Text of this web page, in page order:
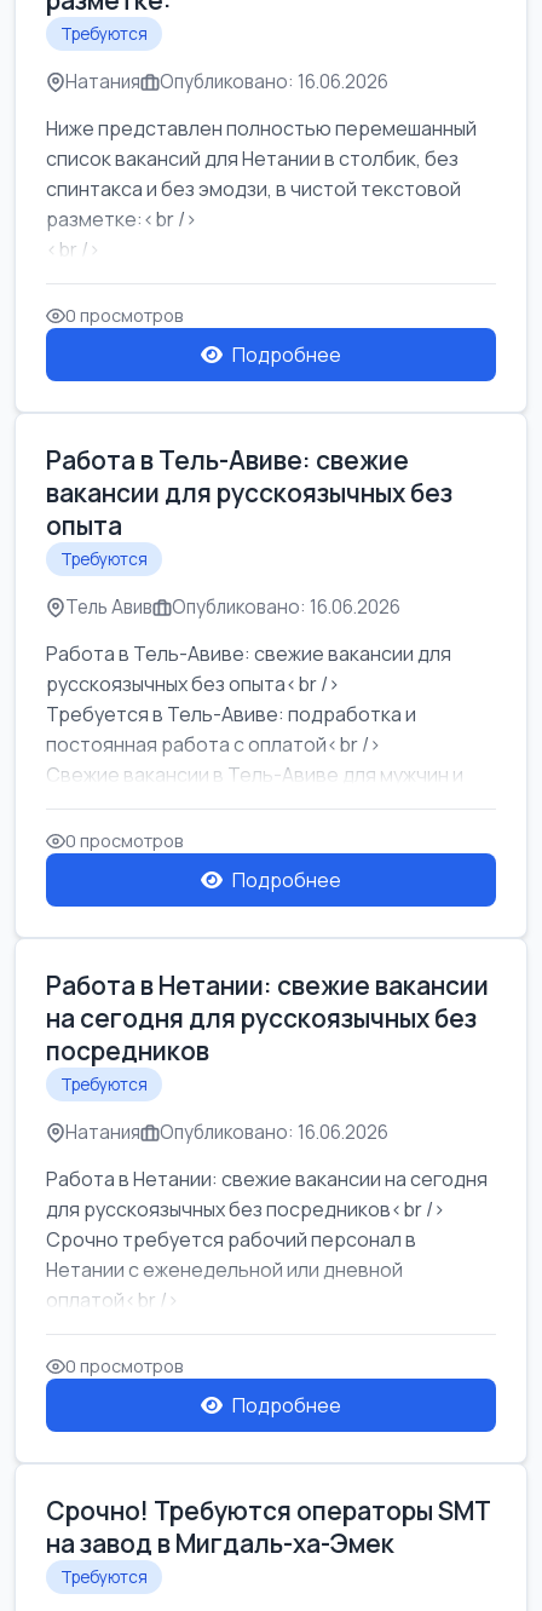
Требуются
Натания Опубликовано: 16.06.2026
Ниже представлен полностью перемешанный
список вакансий для Нетании в столбик, без
спинтакса и без эмодзи, в чистой текстовой
разметке:<br />
<br />
Работа в Нетании на мебельном производстве:
требу...
0 просмотров
Подробнее
Работа в Тель-Авиве: свежие
вакансии для русскоязычных без
опыта
Требуются
Тель Авив Опубликовано: 16.06.2026
Работа в Тель-Авиве: свежие вакансии для
русскоязычных без опыта<br />
Требуется в Тель-Авиве: подработка и
постоянная работа с оплатой<br />
Свежие вакансии в Тель-Авиве для мужчин и
женщин от хозя...
0 просмотров
Подробнее
Работа в Нетании: свежие вакансии
на сегодня для русскоязычных без
посредников
Требуются
Натания Опубликовано: 16.06.2026
Работа в Нетании: свежие вакансии на сегодня
для русскоязычных без посредников<br />
Срочно требуется рабочий персонал в
Нетании с еженедельной или дневной
оплатой<br />
Свежие вакансии в Нетании дл...
0 просмотров
Подробнее
Срочно! Требуются операторы SMT
на завод в Мигдаль-ха-Эмек
Требуются